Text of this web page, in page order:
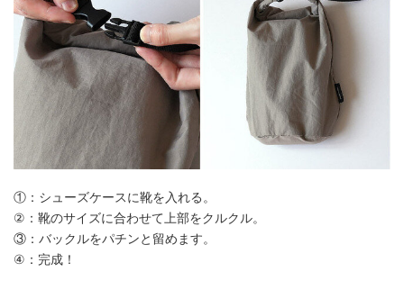
①：シューズケースに靴を入れる。
②：靴のサイズに合わせて上部をクルクル。
③：バックルをパチンと留めます。
④：完成！